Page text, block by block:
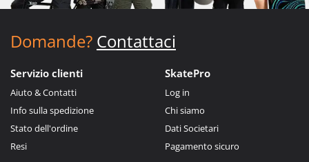
Domande? Contattaci
Servizio clienti
Aiuto & Contatti
Info sulla spedizione
Stato dell'ordine
Resi
SkatePro
Log in
Chi siamo
Dati Societari
Pagamento sicuro